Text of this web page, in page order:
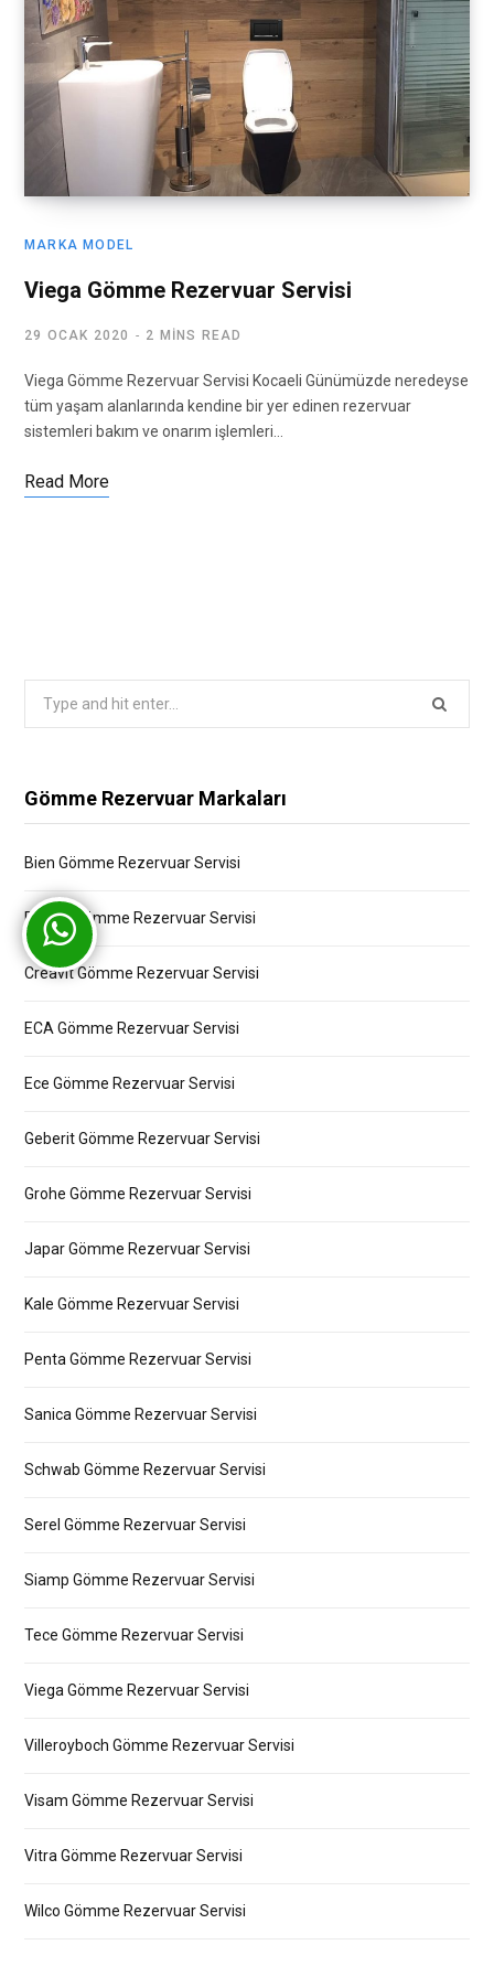
MARKA MODEL
Viega Gömme Rezervuar Servisi
29 OCAK 2020 2 MINS READ
Viega Gömme Rezervuar Servisi Kocaeli Günümüzde neredeyse
tüm yaşam alanlarında kendine bir yer edinen rezervuar
sistemleri bakım ve onarım işlemleri…
Read More
Gömme Rezervuar Markaları
Bien Gömme Rezervuar Servisi
Bocchi Gömme Rezervuar Servisi
Creavit Gömme Rezervuar Servisi
ECA Gömme Rezervuar Servisi
Ece Gömme Rezervuar Servisi
Geberit Gömme Rezervuar Servisi
Grohe Gömme Rezervuar Servisi
Japar Gömme Rezervuar Servisi
Kale Gömme Rezervuar Servisi
Penta Gömme Rezervuar Servisi
Sanica Gömme Rezervuar Servisi
Schwab Gömme Rezervuar Servisi
Serel Gömme Rezervuar Servisi
Siamp Gömme Rezervuar Servisi
Tece Gömme Rezervuar Servisi
Viega Gömme Rezervuar Servisi
Villeroyboch Gömme Rezervuar Servisi
Visam Gömme Rezervuar Servisi
Vitra Gömme Rezervuar Servisi
Wilco Gömme Rezervuar Servisi